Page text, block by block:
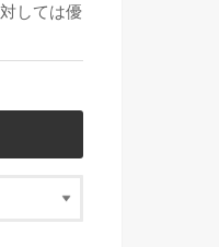
しては優